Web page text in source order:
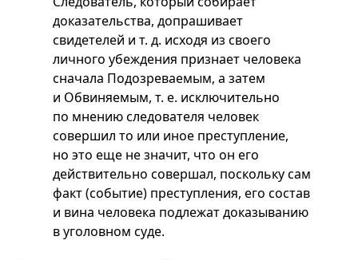
доказательства, допрашивает
свидетелей и т. д. исходя из своего
личного убеждения признает человека
сначала Подозреваемым, а затем
и Обвиняемым, т. е. исключительно
по мнению следователя человек
совершил то или иное преступление,
но это еще не значит, что он его
действительно совершал, поскольку сам
факт (событие) преступления, его состав
и вина человека подлежат доказыванию
в уголовном суде.